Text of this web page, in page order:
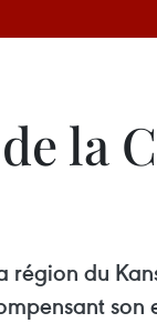
la
région du
son